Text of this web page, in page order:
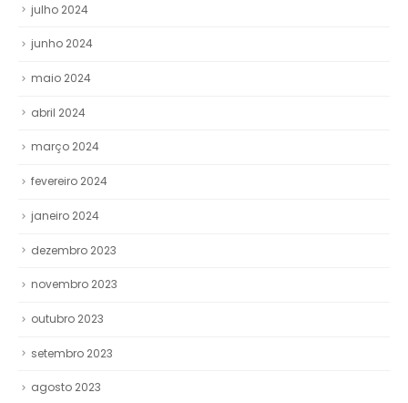
julho 2024
junho 2024
maio 2024
abril 2024
março 2024
fevereiro 2024
janeiro 2024
dezembro 2023
novembro 2023
outubro 2023
setembro 2023
agosto 2023